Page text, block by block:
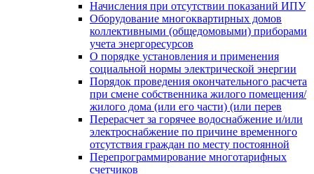
Начисления при отсутствии показаний ИПУ
Оборудование многоквартирных домов
коллективными (общедомовыми) приборами
учета энергоресурсов
О порядке установления и применения
социальной нормы электрической энергии
Порядок проведения окончательного расчета
при смене собственника жилого помещения/
жилого дома (или его части) (или перев
Перерасчет за горячее водоснабжение и/или
электроснабжение по причине временного
отсутствия граждан по месту постоянной
Перепрограммирование многотарифных
счетчиков